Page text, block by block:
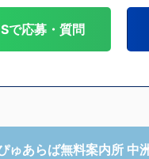
で応募・質問
ゅあらば無料案内所 中